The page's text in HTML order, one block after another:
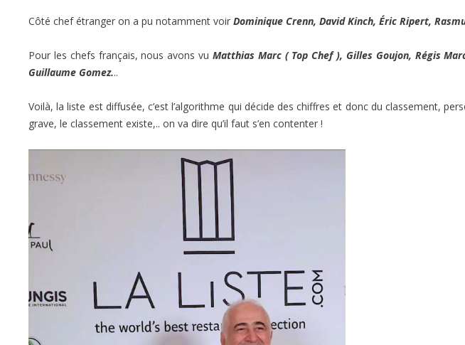
Côté chef étranger on a pu notamment voir Dominique Crenn, David Kinch, Éric Ripert,
Pour les chefs français, nous avons vu Matthias Marc ( Top Chef ), Gilles Goujon, Régis
Guillaume Gomez...
Voilà, la liste est diffusée, c’est l’algorithme qui décide des chiffres et donc du classement,
grave, le classement existe,.. on va dire qu’il faut s’en contenter !